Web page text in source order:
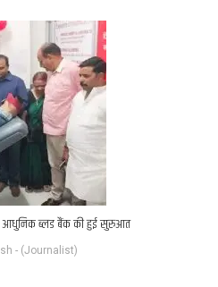
में आधुनिक ब्लड बैंक की हुई सुरुआत
- (Journalist)